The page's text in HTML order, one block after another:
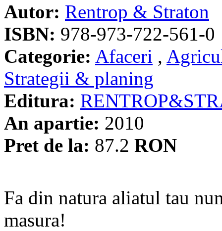
Autor: Rentrop & Straton
ISBN: 978-973-722-561-0
Categorie: Afaceri ,
Strategii & planing
Editura:
An apartie: 2010
Pret de la: 87.2 RON
Fa din natura aliatul tau
masura!